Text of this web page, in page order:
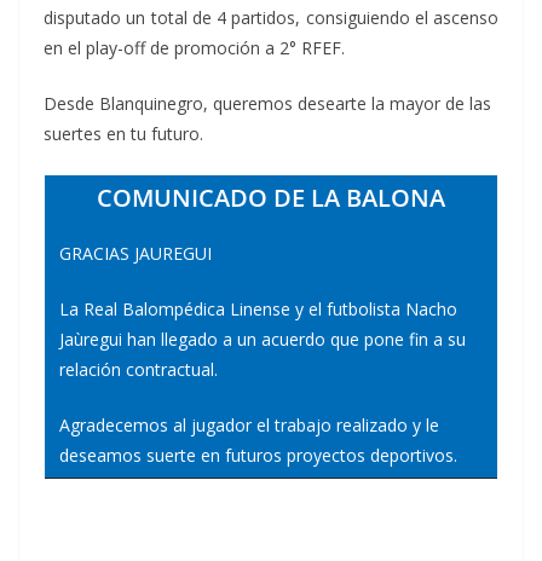
disputado un total de 4 partidos, consiguiendo el ascenso
en el play-off de promoción a 2° RFEF.
Desde Blanquinegro, queremos desearte la mayor de las
suertes en tu futuro.
COMUNICADO DE LA BALONA
GRACIAS JAUREGUI
La Real Balompédica Linense y el futbolista Nacho
Jaùregui han llegado a un acuerdo que pone fin a su
relación contractual.
Agradecemos al jugador el trabajo realizado y le
deseamos suerte en futuros proyectos deportivos.